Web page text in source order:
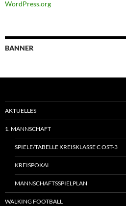
WordPress.org
BANNER
AKTUELLES
1. MANNSCHAFT
SPIELE/TABELLE KREISKLASSE C OST-3
KREISPOKAL
MANNSCHAFTSSPIELPLAN
WALKING FOOTBALL